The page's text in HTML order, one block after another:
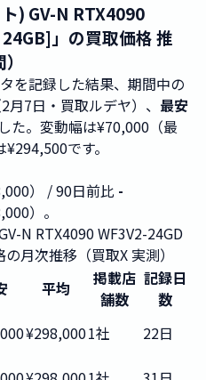
) GV-N RTX4090
」の買取価格 推
を記録した結果、期間中の
2月7日・買取ルデヤ）、 最安
た。変動幅は¥70,000（最
です。
） / 90日前比 -
）。
N RTX4090 WF3V2-24GD
月次推移（買取X 実測）
平均
掲載店
舗数
記録日
数
¥298,0001社
22日